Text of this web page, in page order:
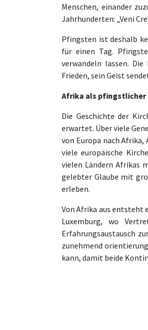
Menschen, einander
Jahrhunderten: „Veni
Pfingsten ist deshalb
für einen Tag.
verwandeln lassen.
Frieden, sein Geist
Afrika als
Die Geschichte der
erwartet. Über viele
von Europa nach
viele europäische
vielen Ländern Afrikas
gelebter Glaube mit
erleben.
Von Afrika aus entsteht
Luxemburg, wo
Erfahrungsaustausch
zunehmend
kann, damit beide